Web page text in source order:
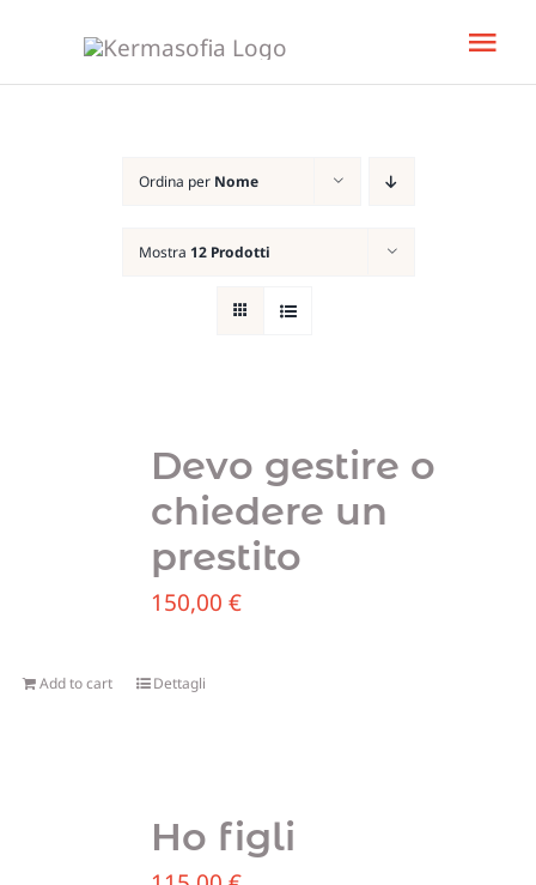
Ordina per Nome
Mostra 12 Prodotti
Devo gestire o
chiedere un
prestito
150,00 €
Add to cart Dettagli
Ho figli